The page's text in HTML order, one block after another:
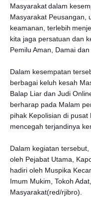
Masyarakatdalam
Masyarakat Peusangan,
keamanan, terlebih
kita jaga persatuan dan
Pemilu Aman, Damai
Dalam kesempatan
berbagai keluh kesah
Balap Liar dan Judi
berharap pada Malam
pihak Kepolisian di
mencegah terjandinya
Dalam kegiatan
oleh Pejabat Utama,
hadiri oleh Muspika
Imum Mukim, Tokoh
Masyarakat(red/rjibro).